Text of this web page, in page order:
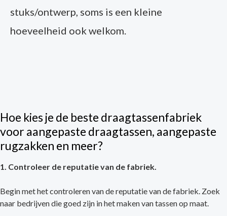
stuks/ontwerp, soms is een kleine
hoeveelheid ook welkom.
Hoe kies je de beste draagtassenfabriek
voor aangepaste draagtassen, aangepaste
rugzakken en meer?
1. Controleer de reputatie van de fabriek.
Begin met het controleren van de reputatie van de fabriek. Zoek
naar bedrijven die goed zijn in het maken van tassen op maat.